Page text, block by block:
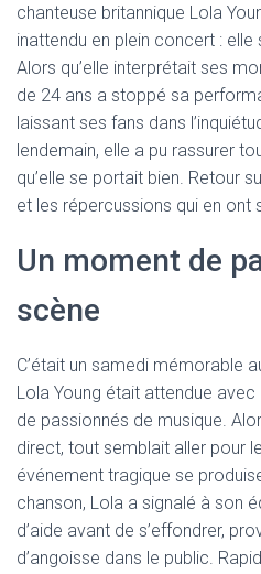
chanteuse britannique Lola
inattendu en plein concert : elle
Alors qu’elle interprétait ses
de 24 ans a stoppé sa
laissant ses fans dans
lendemain, elle a pu rassurer
qu’elle se portait bien. Retour
et les répercussions qui en ont
Un moment de
scène
C’était un samedi mémorable
Lola Young était attendue
de passionnés de musique.
direct, tout semblait aller pour
événement tragique se
chanson, Lola a signalé à son
d’aide avant de s’effondrer,
d’angoisse dans le public.